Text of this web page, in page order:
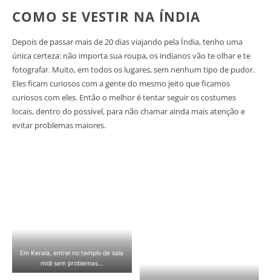
COMO SE VESTIR NA ÍNDIA
Depois de passar mais de 20 dias viajando pela Índia, tenho uma
única certeza: não importa sua roupa, os indianos vão te olhar e te
fotografar. Muito, em todos os lugares, sem nenhum tipo de pudor.
Eles ficam curiosos com a gente do mesmo jeito que ficamos
curiosos com eles. Então o melhor é tentar seguir os costumes
locais, dentro do possível, para não chamar ainda mais atenção e
evitar problemas maiores.
Em Kerala, entrei no templo de saia
midi sem problemas…